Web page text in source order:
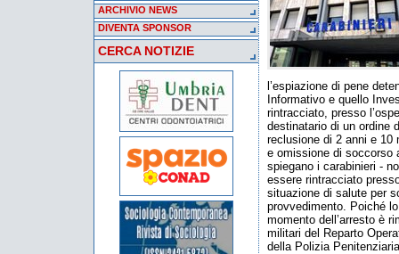
ARCHIVIO NEWS
DIVENTA SPONSOR
CERCA NOTIZIE
l’espiazione di pene
Informativo e quello
rintracciato, presso
destinatario di un ordine
reclusione di 2 anni e
e omissione di soccorso
spiegano i carabinieri -
essere rintracciato
situazione di salute per
provvedimento. Poiché
momento dell’arresto è
militari del Reparto
della Polizia